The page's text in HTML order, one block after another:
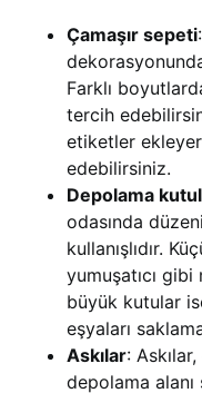
Çamaşır sepeti
Farklı
tercih
etiketler
edebilirsiniz.
Depolama
odasında
kullanışlıdır.
yumuşatıcı
büyük kutular
eşyaları
Askılar:
depolama